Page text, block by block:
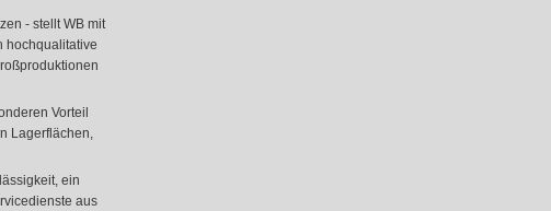
- stellt WB mit
hochqualitative
Vorteil
Lagerflächen,
ein
aus